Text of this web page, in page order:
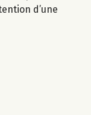
d’une